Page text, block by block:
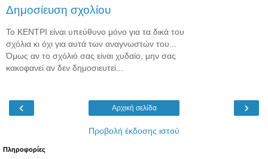
Δημοσίευση σχολίου
Το ΚΕΝΤΡΙ είναι υπεύθυνο μόνο για τα δικά του
σχόλια κι όχι για αυτά των αναγνωστών του...
Όμως αν το σχόλιό σας είναι χυδαίο, μην σας
κακοφανεί αν δεν δημοσιευτεί...
‹ ›
Αρχική σελίδα
Προβολή έκδοσης ιστού
Πληροφορίες